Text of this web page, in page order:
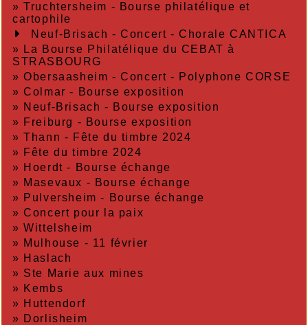
»Truchtersheim - Bourse philatélique et
cartophile
Neuf-Brisach - Concert - Chorale CANTICA
» La Bourse Philatélique du CEBAT à
STRASBOURG
»Obersaasheim - Concert - Polyphone CORSE
»Colmar - Bourse exposition
» Neuf-Brisach - Bourse exposition
» Freiburg - Bourse exposition
»Thann - Fête du timbre 2024
» Fête du timbre 2024
» Hoerdt - Bourse échange
» Masevaux - Bourse échange
» Pulversheim - Bourse échange
»Concert pour la paix
»Wittelsheim
» Mulhouse - 11 février
» Haslach
» Ste Marie aux mines
» Kembs
» Huttendorf
» Dorlisheim